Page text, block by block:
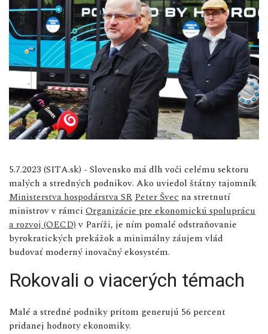
5.7.2023 (SITA.sk) - Slovensko má dlh voči celému sektoru
malých a stredných podnikov. Ako uviedol štátny tajomník
Ministerstva hospodárstva SRPeter Švec na stretnutí
ministrov v rámci Organizácie pre ekonomickú spoluprácu
a rozvoj (OECD)v Paríži, je ním pomalé odstraňovanie
byrokratických prekážok a minimálny záujem vlád
budovať moderný inovačný ekosystém.
Rokovali o viacerých témach
Malé a stredné podniky pritom generujú 56 percent
pridanej hodnoty ekonomiky.